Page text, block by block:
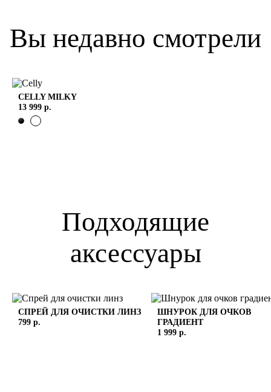
Вы недавно смотрели
CELLYMILKY
13 999 р.
Подходящие
аксессуары
СПРЕЙ ДЛЯ ОЧИСТКИ ЛИНЗ
799 р.
ШНУРОК ДЛЯ ОЧКОВ
ГРАДИЕНТ
1 999 р.